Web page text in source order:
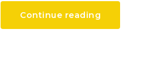
Continue reading